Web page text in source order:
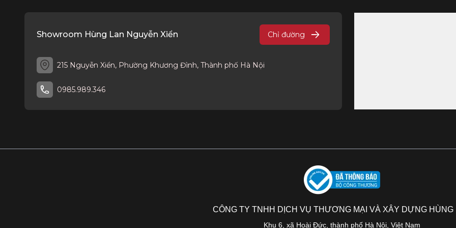
Showroom Hùng Lan Nguyễn Xiển Chỉ đường
215 Nguyễn Xiển, Phường Khương Đình, Thành phố Hà Nội
0985.989.346
CÔNG TY TNHH DỊCH VỤ THƯƠNG MẠI VÀ XÂY DỰNG HÙNG
Khu 6, xã Hoài Đức, thành phố Hà Nội, Việt Nam